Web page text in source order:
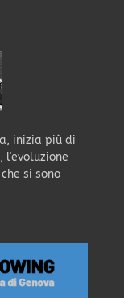
inizia più di
l'evoluzione
si sono